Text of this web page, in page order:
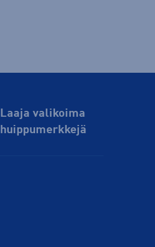
Laaja valikoima
huippu­merkkejä